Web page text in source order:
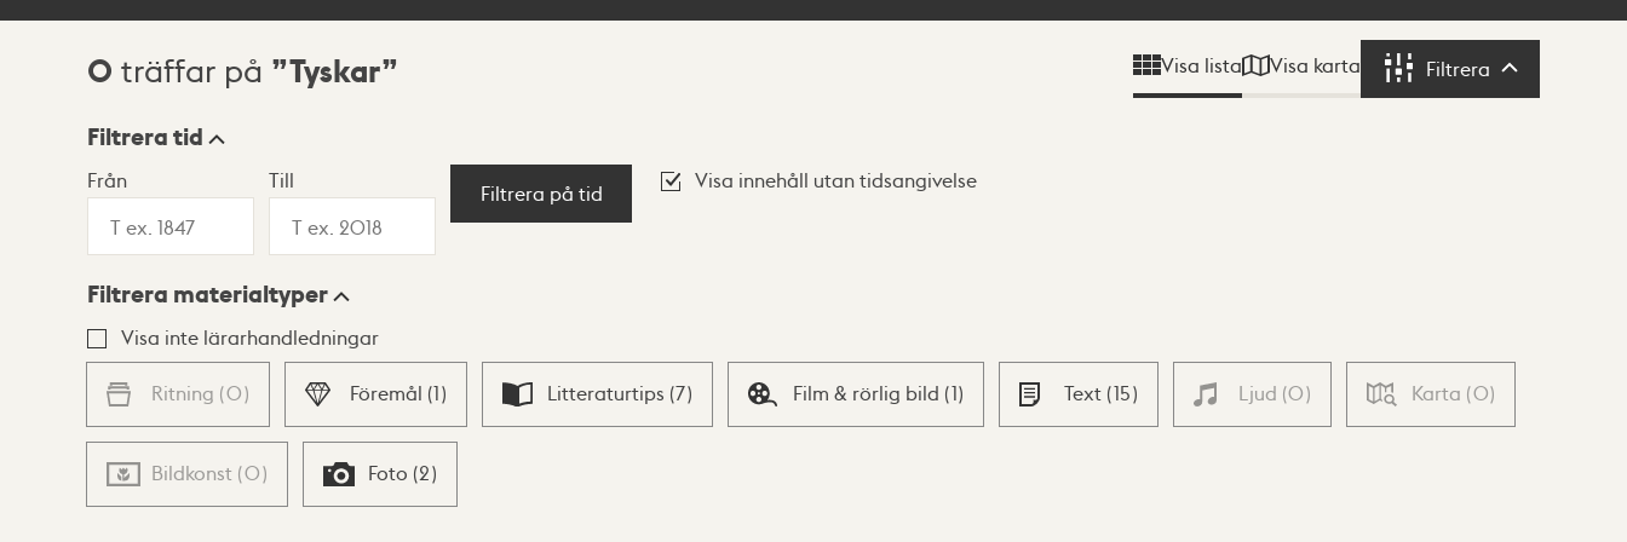
Sökresultat
0 träffar på Tyskar Visa lista Visa karta Filtrera Filtrera
Visningsläge
Lista Karta
Filtrera tid
Från Till
Filtrera på tid
Visa innehåll utan tidsangivelse
Filtrera materialtyper
Visa inte lärarhandledningar
Ritning (0) Föremål (1) Litteraturtips (7) Film & rörlig bild (1) Text (15) Ljud (0) Karta (0)
Bildkonst (0) Foto (2)